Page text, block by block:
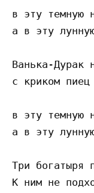
в эту темную
а в эту
Ванька-Дурак
с криком пиец
в эту темную
а в эту
Три богатыря
К ним не